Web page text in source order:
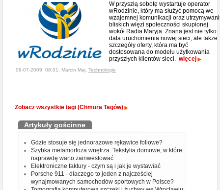
W przyszłą sobotę wystartuje operator
wRodzinie, który ma służyć pomocą we
wzajemnej komunikacji oraz
bliskich więzi społeczności skupionej
wokół Radia Maryja. Znana jest nie tylko
data uruchomienia nowej sieci, ale także
szczegóły oferty, która ma być
dostosowana do modelu użytkowania
przyszłych klientów sieci. więcej
06-07-2009, 08:01, Marcin Maj, Technologie
Zobacz wszystkie tagi (Chmura Tagów)
Artykuły gościnne
Gdzie stosuje się jednorazowe rękawice foliowe?
Szybka metamorfoza wnętrza. Tekstylia domowe, w które
naprawdę warto zainwestować
Elektroniczne faktury - czym są i jak je wystawiać
Porsche 911 - dlaczego to jeden z najcześciej
wynajmowanych samochodów sportowych w Polsce?